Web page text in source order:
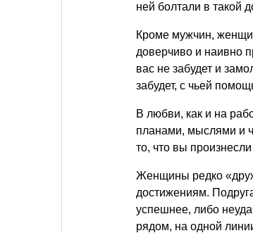
ней болтали в такой
Кроме мужчин,
доверчиво и наивно
вас не забудет и
забудет, с чьей
В любви, как и на
планами, мыслями и
то, что вы
Женщины редко
достижениям.
успешнее, либо
рядом, на одной